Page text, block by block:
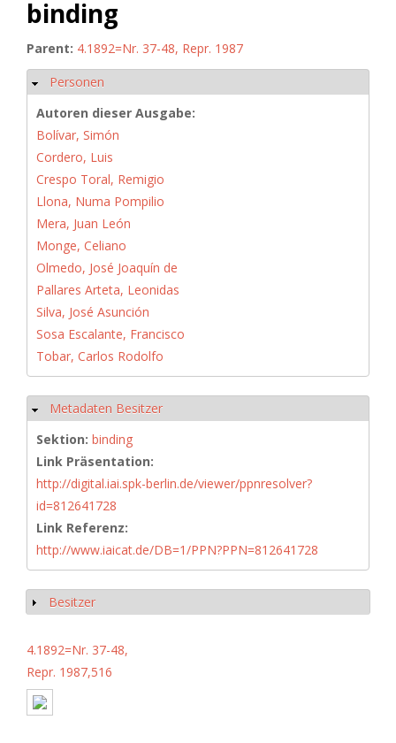
binding
Parent: 4.1892=Nr. 37-48, Repr. 1987
Ausblenden
Personen
Autoren dieser Ausgabe:
Bolívar, Simón
Cordero, Luis
Crespo Toral, Remigio
Llona, Numa Pompilio
Mera, Juan León
Monge, Celiano
Olmedo, José Joaquín de
Pallares Arteta, Leonidas
Silva, José Asunción
Sosa Escalante, Francisco
Tobar, Carlos Rodolfo
Ausblenden
Metadaten Besitzer
Sektion: binding
Link Präsentation:
http://digital.iai.spk-berlin.de/viewer/ppnresolver?
id=812641728
Link Referenz:
http://www.iaicat.de/DB=1/PPN?PPN=812641728
Anzeigen
Besitzer
4.1892=Nr. 37-48,
Repr. 1987,516